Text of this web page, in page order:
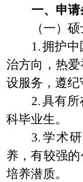
一、申请
（一）
1.拥护中
治方向，热
设服务，遵纪
2.具有所
科毕业生。
3. 学术
养，有较强
培养潜质。